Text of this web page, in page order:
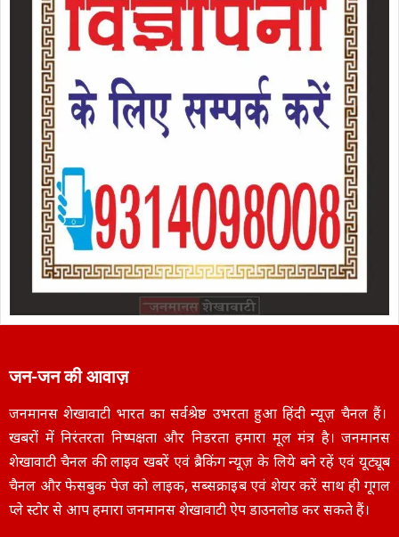
जन-जन की आवाज़
जनमानस शेखावाटी भारत का सर्वश्रेष्ठ उभरता हुआ हिंदी न्यूज़ चैनल हैं।
खबरों में निरंतरता निष्पक्षता और निडरता हमारा मूल मंत्र है। जनमानस
शेखावाटी चैनल की लाइव खबरें एवं ब्रैकिंग न्यूज़ के लिये बने रहें एवं यूट्यूब
चैनल और फेसबुक पेज को लाइक, सब्सक्राइब एवं शेयर करें साथ ही गूगल
प्ले स्टोर से आप हमारा जनमानस शेखावाटी ऐप डाउनलोड कर सकते हैं।